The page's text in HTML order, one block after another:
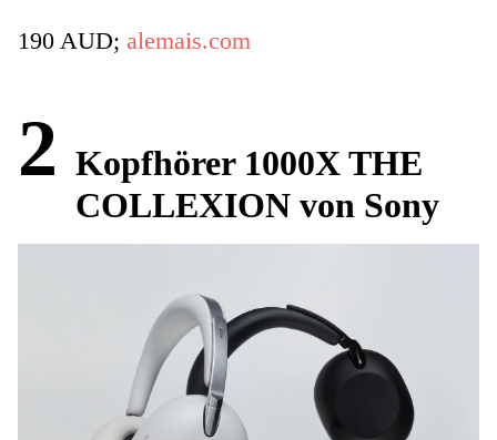
190 AUD; alemais.com
2 Kopfhörer 1000X THE
COLLEXION von Sony